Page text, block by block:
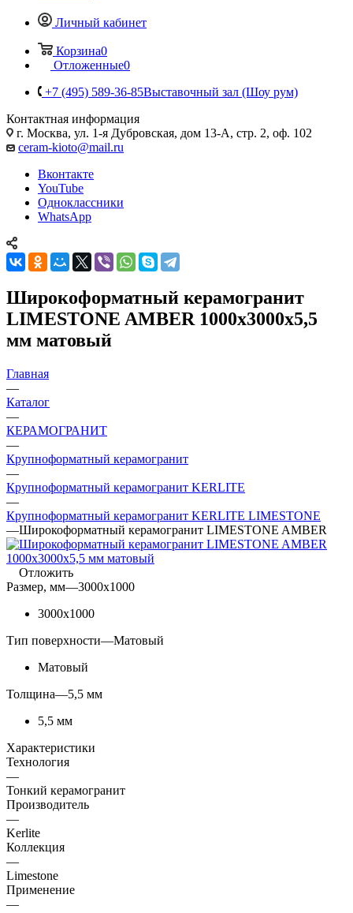
Личный кабинет
Корзина0
Отложенные0
+7 (495) 589-36-85Выставочный зал (Шоу рум)
Контактная информация
г. Москва, ул. 1-я Дубровская, дом 13-А, стр. 2, оф. 102
ceram-kioto@mail.ru
Вконтакте
YouTube
Одноклассники
WhatsApp
Широкоформатный керамогранит
LIMESTONE AMBER 1000x3000x5,5
мм матовый
Главная
—
Каталог
—
КЕРАМОГРАНИТ
—
Крупноформатный керамогранит
—
Крупноформатный керамогранит KERLITE
—
Крупноформатный керамогранит KERLITE LIMESTONE
—Широкоформатный керамогранит LIMESTONE AMBER
Отложить
Размер, мм—3000x1000
3000x1000
Тип поверхности—Матовый
Матовый
Толщина—5,5 мм
5,5 мм
Характеристики
Технология
—
Тонкий керамогранит
Производитель
—
Kerlite
Коллекция
—
Limestone
Применение
—